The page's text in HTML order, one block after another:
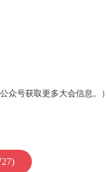
众号获取更多大会信息。）